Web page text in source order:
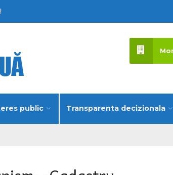
public Transparenta decizionala